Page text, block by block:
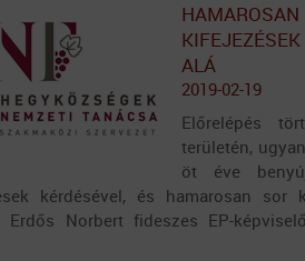
HAMAROSAN
ALÁ
2019-02-19
Előrelépés
területén,
öt éve
kérdésével, és hamarosan
Erdős Norbert fideszes EP-